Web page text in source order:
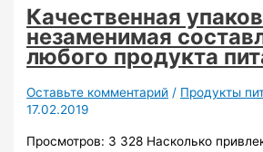
канапе
Качественная
незаменимая
любого продукта
Оставьте комментарий / Продукты
17.02.2019
Просмотров: 3 328 Насколько